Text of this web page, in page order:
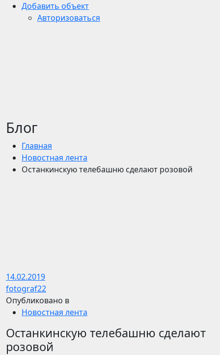
Добавить объект
Авторизоваться
Блог
Главная
Новостная лента
Останкинскую телебашню сделают розовой
14.02.2019
fotograf22
Опубликовано в
Новостная лента
Останкинскую телебашню сделают
розовой